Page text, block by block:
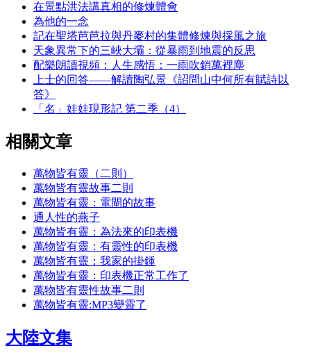
在景點洪法講真相的修煉體會
為他的一念
記在聖塔芭芭拉與丹麥村的集體修煉與採風之旅
天象異常下的三峽大壩：從暴雨到地震的反思
配樂朗讀視頻：人生感悟：一雨吹銷萬裡塵
上士的回答——解讀陶弘景《詔問山中何所有賦詩以
答》
「名」娃娃現形記 第二季（4）
相關文章
萬物皆有靈（二則）
萬物皆有靈故事二則
萬物皆有靈：電閘的故事
通人性的燕子
萬物皆有靈：為法來的印表機
萬物皆有靈：有靈性的印表機
萬物皆有靈：我家的掛鍾
萬物皆有靈：印表機正常工作了
萬物皆有靈性故事二則
萬物皆有靈:MP3變靈了
大陸文集